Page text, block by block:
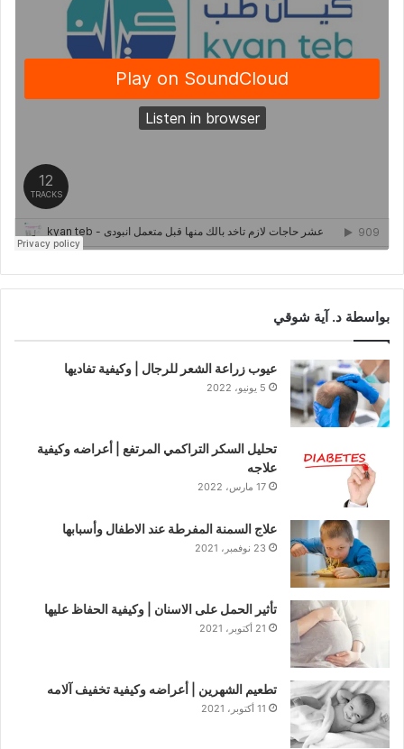
بواسطة د. آية شوقي
عيوب زراعة الشعر للرجال | وكيفية تفاديها
5 يونيو، 2022
تحليل السكر التراكمي المرتفع | أعراضه وكيفية
علاجه
17 مارس، 2022
علاج السمنة المفرطة عند الاطفال وأسبابها
23 نوفمبر، 2021
تأثير الحمل على الاسنان | وكيفية الحفاظ عليها
21 أكتوبر، 2021
تطعيم الشهرين | أعراضه وكيفية تخفيف آلامه
11 أكتوبر، 2021